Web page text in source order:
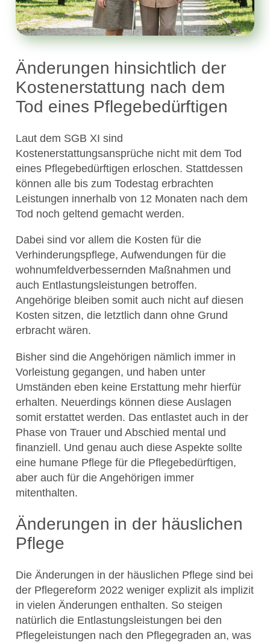
Änderungen hinsichtlich der
Kostenerstattung nach dem
Tod eines Pflegebedürftigen
Laut dem SGB XI sind
Kostenerstattungsansprüche nicht mit dem Tod
eines Pflegebedürftigen erloschen. Stattdessen
können alle bis zum Todestag erbrachten
Leistungen innerhalb von 12 Monaten nach dem
Tod noch geltend gemacht werden.
Dabei sind vor allem die Kosten für die
Verhinderungspflege, Aufwendungen für die
wohnumfeldverbessernden Maßnahmen und
auch Entlastungsleistungen betroffen.
Angehörige bleiben somit auch nicht auf diesen
Kosten sitzen, die letztlich dann ohne Grund
erbracht wären.
Bisher sind die Angehörigen nämlich immer in
Vorleistung gegangen, und haben unter
Umständen eben keine Erstattung mehr hierfür
erhalten. Neuerdings können diese Auslagen
somit erstattet werden. Das entlastet auch in der
Phase von Trauer und Abschied mental und
finanziell. Und genau auch diese Aspekte sollte
eine humane Pflege für die Pflegebedürftigen,
aber auch für die Angehörigen immer
mitenthalten.
Änderungen in der häuslichen
Pflege
Die Änderungen in der häuslichen Pflege sind bei
der Pflegereform 2022 weniger explizit als implizit
in vielen Änderungen enthalten. So steigen
natürlich die Entlastungsleistungen bei den
Pflegeleistungen nach den Pflegegraden an, was